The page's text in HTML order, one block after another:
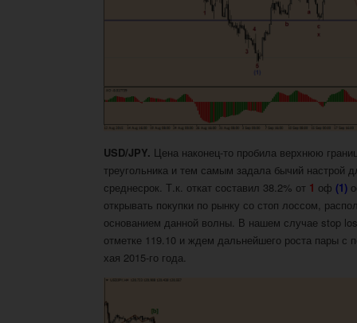
USD/JPY. Цена наконец-то пробила верхнюю
треугольника и тем самым задала бычий настрой
среднесрок. Т.к. откат составил 38.2% от 1 оф (1)
открывать покупки по рынку со стоп лоссом,
основанием данной волны. В нашем случае stop
отметке 119.10 и ждем дальнейшего роста пары с
хая 2015-го года.